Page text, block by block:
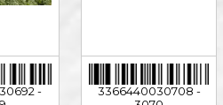
-
3366440030708 -